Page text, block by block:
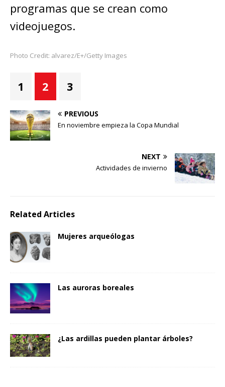
programas que se crean como
videojuegos.
Photo Credit: alvarez/E+/Getty Images
1 2 3
PREVIOUS
En noviembre empieza la Copa Mundial
NEXT
Actividades de invierno
Related Articles
Mujeres arqueólogas
Las auroras boreales
¿Las ardillas pueden plantar árboles?